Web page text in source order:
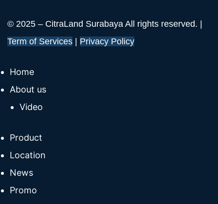
© 2025 – CitraLand Surabaya All rights reserved. |
Term of Services
Privacy Policy
Home
About us
Video
Product
Location
News
Promo